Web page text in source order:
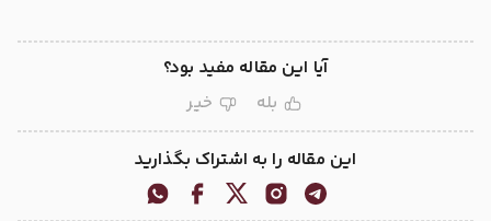
آیا این مقاله مفید بود؟
بله
خیر
این مقاله را به اشتراک بگذارید